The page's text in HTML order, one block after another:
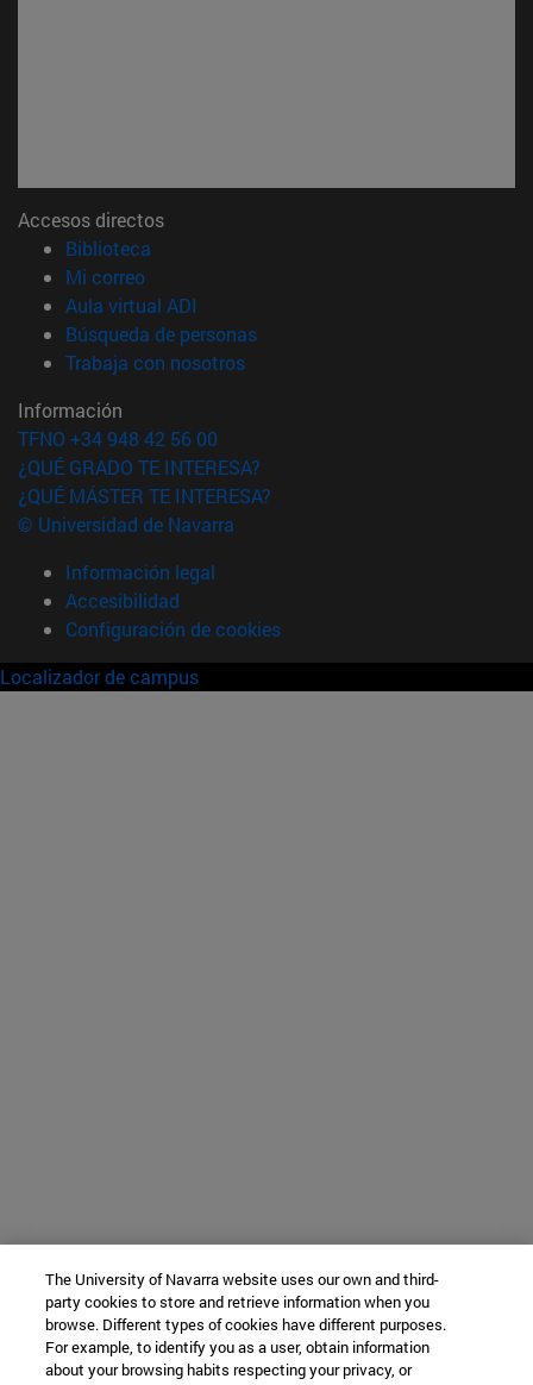
Accesos directos
Biblioteca
Mi correo(abre en nueva ventana)
Aula virtual ADI
Búsqueda de personas(abre en nueva ventana)
Trabaja con nosotros(abre en nueva ventana)
Información
TFNO +34 948 42 56 00
¿QUÉ GRADO TE INTERESA?
¿QUÉ MÁSTER TE INTERESA?
© Universidad de Navarra
Información legal
Accesibilidad
Configuración de cookies
Localizador de campus
The University of Navarra website uses our own and third-
party cookies to store and retrieve information when you
browse. Different types of cookies have different purposes.
For example, to identify you as a user, obtain information
about your browsing habits respecting your privacy, or